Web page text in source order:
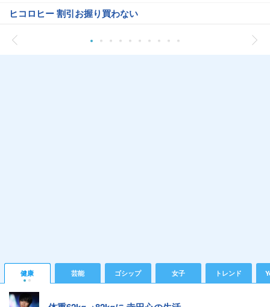
ヒコロヒー 割引お握り買わない
健康 芸能 ゴシップ 女子 トレンド